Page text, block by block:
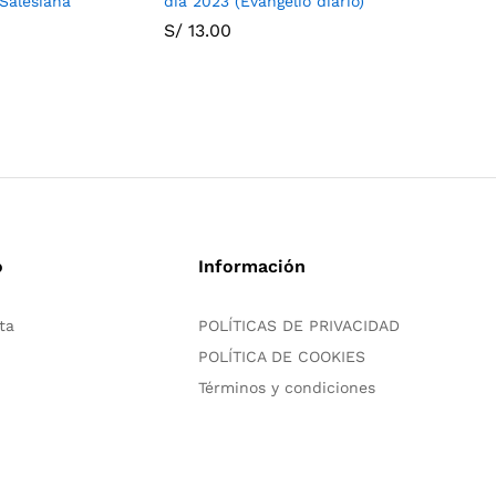
S/ 13.00
Información
POLÍTICAS DE PRIVACIDAD
POLÍTICA DE COOKIES
Términos y condiciones